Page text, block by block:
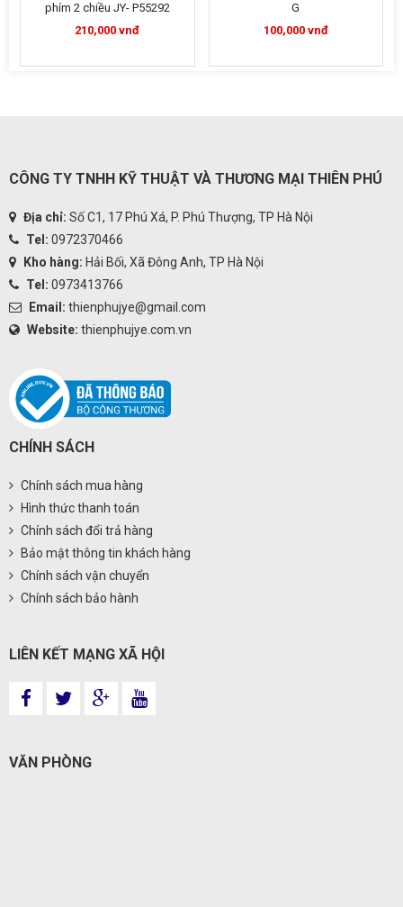
G
100,000 vnđ
MRG Xám Gray
281,000 vnđ
CÔNG TY TNHH KỸ THUẬT VÀ THƯƠNG MẠI THIÊN PHÚ
Địa chỉ: Số C1, 17 Phú Xá, P. Phú Thượng, TP Hà Nội
Tel: 0972370466
Kho hàng: Hải Bối, Xã Đông Anh, TP Hà Nội
Tel: 0973413766
Email: thienphujye@gmail.com
Website: thienphujye.com.vn
CHÍNH SÁCH
Chính sách mua hàng
Hình thức thanh toán
Chính sách đổi trả hàng
Bảo mật thông tin khách hàng
Chính sách vận chuyển
Chính sách bảo hành
LIÊN KẾT MẠNG XÃ HỘI
VĂN PHÒNG